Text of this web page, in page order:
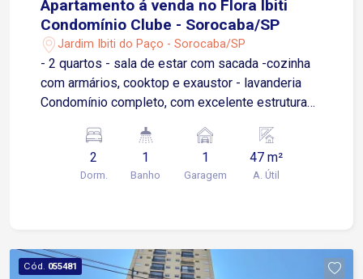
Apartamento á venda no Flora Ibiti
Condomínio Clube - Sorocaba/SP
Jardim Ibiti do Paço - Sorocaba/SP
- 2 quartos - sala de estar com sacada -cozinha
com armários, cooktop e exaustor - lavanderia
Condomínio completo, com excelente estrutura
Piscinas adulto e infantil Academia
Churrasqueiras com forno de pizza
Brinquedoteca e salão de jogos Playground e
2
Dorm.
1
Banho
1
Garagem
47 m²
A. Útil
Cód. 055481